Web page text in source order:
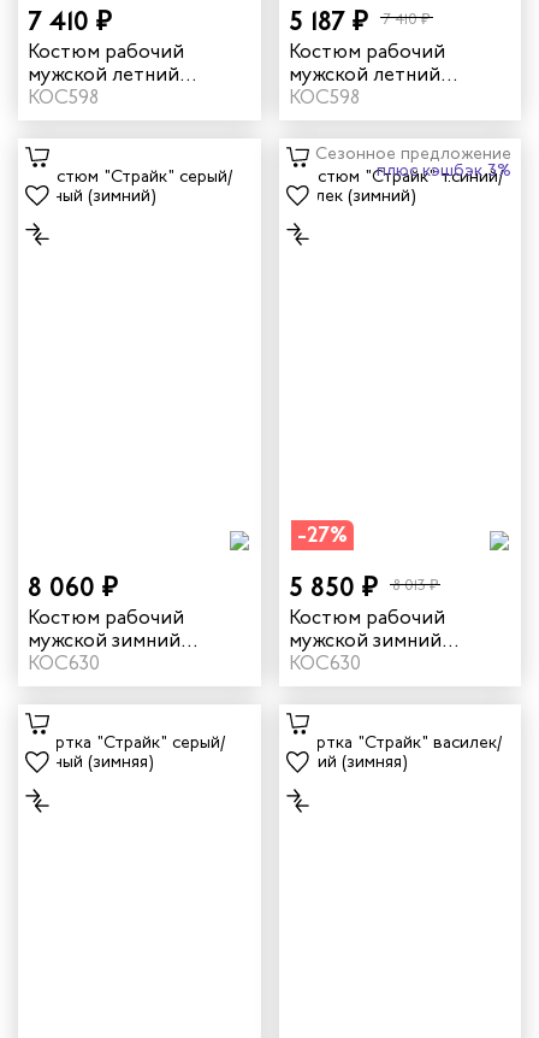
7 410 ₽
Костюм рабочий
мужской летний
"Филигир" цвет серый/
темно-серый
КОС598
5 187 ₽ 7 410 ₽
Костюм рабочий
мужской летний
"Филигир" цвет
бежевый/темно-
бежевый
КОС598
8 060 ₽
Костюм рабочий
мужской зимний
"Страйк" цвет серый/
красный
КОС630
Сезонное предложение
плюс кэшбэк 3%
-27%
5 850 ₽ 8 013 ₽
Костюм рабочий
мужской зимний
"Страйк" цвет темно-
синий/василек
КОС630